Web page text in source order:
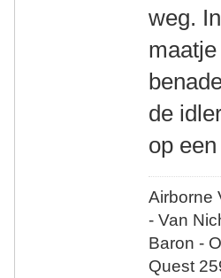
weg.
de
op
Airborne
- Van
Baron -
Quest